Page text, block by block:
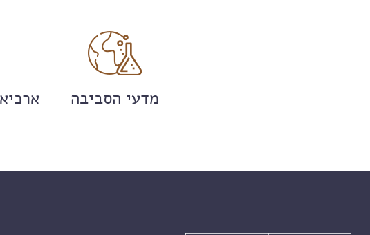
מדעי הסביבה